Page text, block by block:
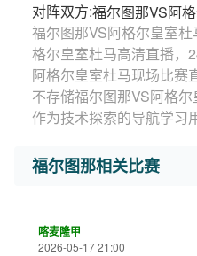
对阵双方:福尔图那VS阿
福尔图那VS阿格尔皇室
格尔皇室杜马高清直播，
阿格尔皇室杜马现场比赛
不存储福尔图那VS阿格
作为技术探索的导航学习
福尔图那相关比赛
喀麦隆甲
2026-05-17 21:00